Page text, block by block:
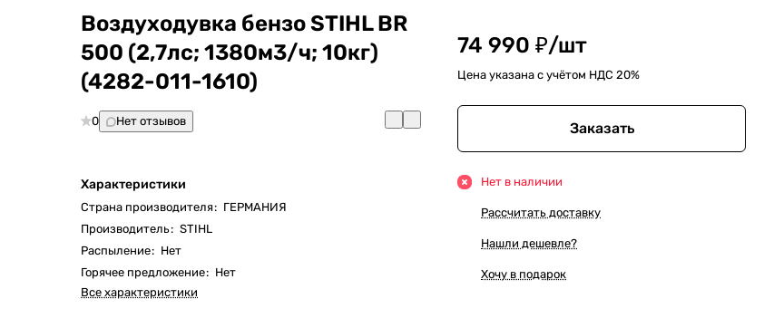
Воздуходувка бензо STIHL BR
500 (2,7лс; 1380м3/ч; 10кг)
(4282-011-1610)
0 Нет отзывов
Характеристики
Страна производителя: ГЕРМАНИЯ
Производитель: STIHL
Распыление: Нет
Горячее предложение: Нет
Все характеристики
74 990 ₽/шт
Цена указана с учётом НДС 20%
Заказать
Нет в наличии
Рассчитать доставку
Нашли дешевле?
Хочу в подарок